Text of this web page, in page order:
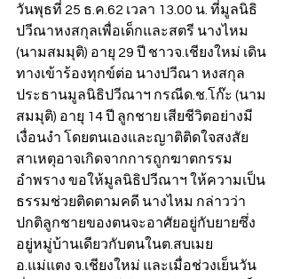
วันพุธที่ 25 ธ.ค.62 เวลา 13.00 น. ที่มูลนิธิ
ปวีณาหงสกุลเพื่อเด็กและสตรี นางไหม
(นามสมมุติ) อายุ 29 ปี ชาวจ.เชียงใหม่ เดิน
ทางเข้าร้องทุกข์ต่อ นางปวีณา หงสกุล
ประธานมูลนิธิปวีณาฯ กรณีด.ช.โก๊ะ (นาม
สมมุติ) อายุ 14 ปี ลูกชาย เสียชีวิตอย่างมี
เงื่อนงำ โดยตนเองและญาติติดใจสงสัย
สาเหตุอาจเกิดจากการถูกฆาตกรรม
อำพราง ขอให้มูลนิธิปวีณาฯ ให้ความเป็น
ธรรมช่วยติดตามคดี นางไหม กล่าวว่า
ปกติลูกชายของตนจะอาศัยอยู่กับยายซึ่ง
อยู่หมู่บ้านเดียวกับตนในต.สบเมย
อ.แม่แตง จ.เชียงใหม่ และเมื่อช่วงเย็นวัน